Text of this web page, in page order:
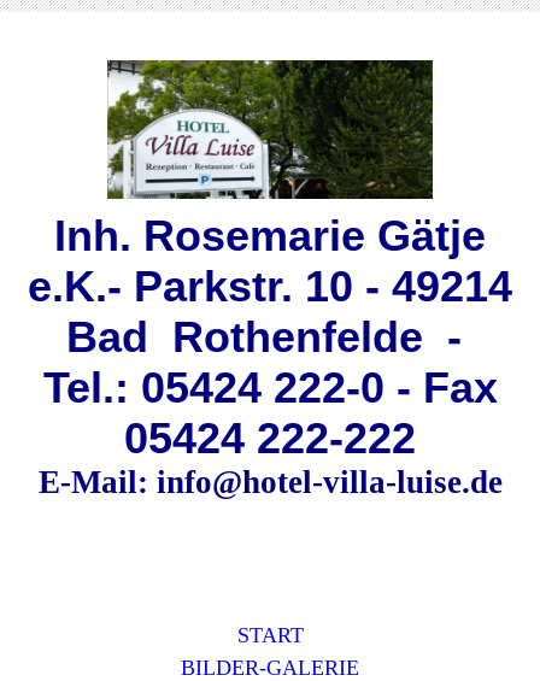
Inh. Rosemarie Gätje
e.K.- Parkstr. 10 - 49214
Bad Rothenfelde -
Tel.: 05424 222-0 - Fax
05424 222-222
E-Mail: info@hotel-villa-luise.de
START
BILDER-GALERIE